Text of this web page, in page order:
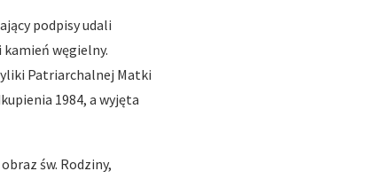
podpisy udali
węgielny.
Patriarchalnej Matki
1984, a wyjęta
św. Rodziny,